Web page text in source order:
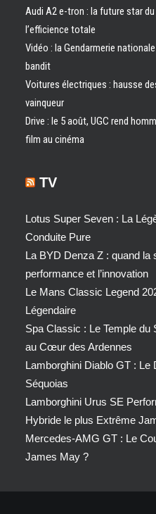
Audi A2 e-tron : la future star
l’efficience totale
Vidéo : la Gendarmerie
bandit
Voitures électriques : hausse
vainqueur
Drive : le 5 août, UGC rend
film au cinéma
TV
Lotus Super Seven : La
Conduite Pure
La BYD Denza Z : quand la
performance et l’innovation
Le Mans Classic Legend
Légendaire
Spa Classic : Le Temple du
au Cœur des Ardennes
Lamborghini Diablo GT :
Séquoias
Lamborghini Urus SE
Hybride le plus Extrême
Mercedes-AMG GT : Le
James May ?